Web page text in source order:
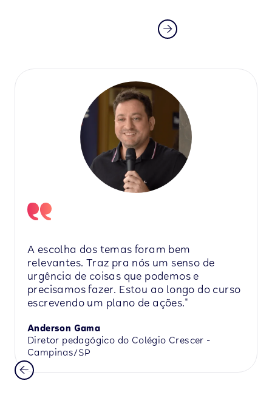
A escolha dos temas foram bem
relevantes. Traz pra nós um senso de
urgência de coisas que podemos e
precisamos fazer. Estou ao longo do curso
escrevendo um plano de ações."
Anderson Gama
Diretor pedagógico do Colégio Crescer -
Campinas/SP